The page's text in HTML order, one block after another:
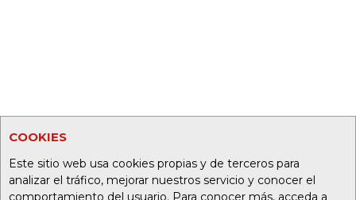
COOKIES
Este sitio web usa cookies propias y de terceros para
analizar el tráfico, mejorar nuestros servicio y conocer el
comportamiento del usuario. Para conocer más, acceda a